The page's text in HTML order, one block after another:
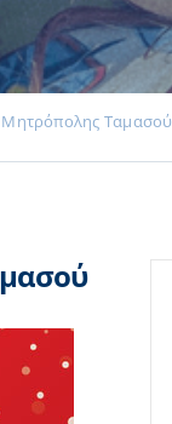
Μητρόπολης Ταμασού